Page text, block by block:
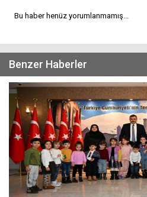
Bu haber henüz yorumlanmamış...
Benzer Haberler